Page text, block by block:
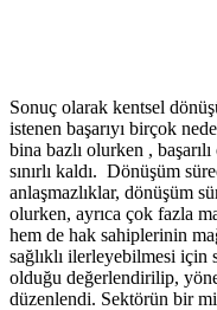
Sonuç olarak kentsel
istenen başarıyı birçok
bina bazlı olurken ,
sınırlı kaldı. Dönüşüm
anlaşmazlıklar, dönüşüm
olurken, ayrıca çok fazla
hem de hak sahiplerinin
sağlıklı ilerleyebilmesi için
olduğu değerlendirilip,
düzenlendi. Sektörün bir